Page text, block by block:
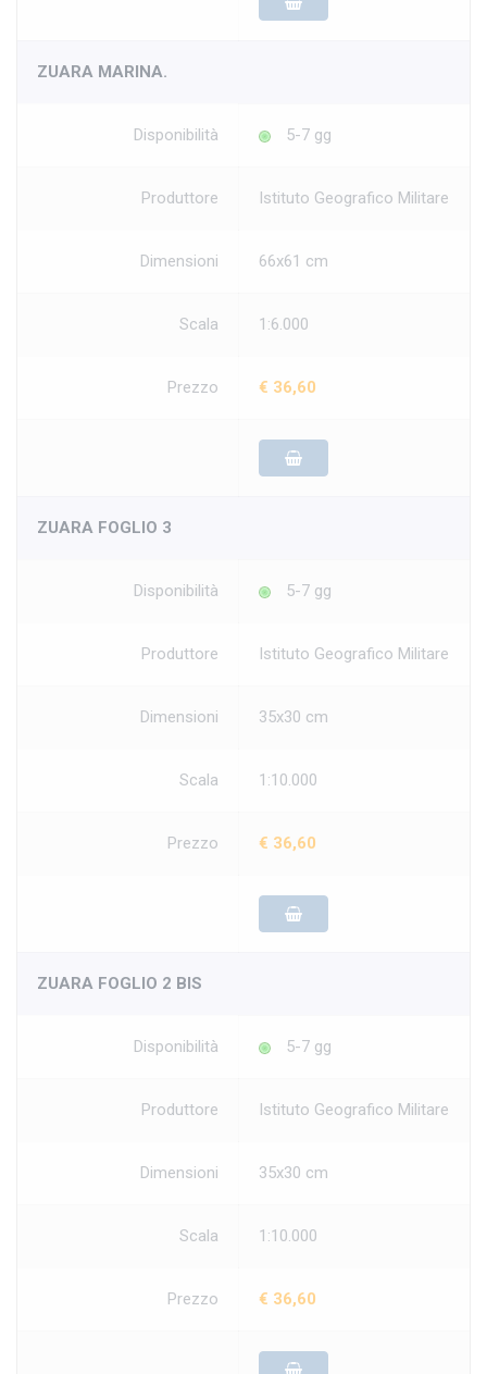
ZUARA MARINA.
Disponibilità 5-7 gg
Produttore Istituto Geografico Militare
Dimensioni 66x61 cm
Scala 1:6.000
Prezzo € 36,60
ZUARA FOGLIO 3
Disponibilità 5-7 gg
Produttore Istituto Geografico Militare
Dimensioni 35x30 cm
Scala 1:10.000
Prezzo € 36,60
ZUARA FOGLIO 2 BIS
Disponibilità 5-7 gg
Produttore Istituto Geografico Militare
Dimensioni 35x30 cm
Scala 1:10.000
Prezzo € 36,60